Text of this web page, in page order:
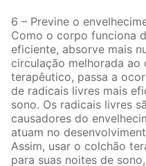
6 – Previne o
Como o corpo funciona
eficiente, absorve mais
circulação melhorada ao
terapêutico, passa a
de radicais livres mais
sono. Os radicais livres
causadores do
atuam no
Assim, usar o colchão
para suas noites de